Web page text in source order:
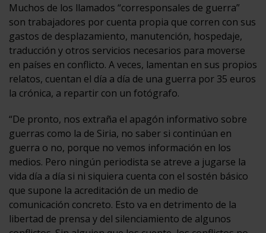
Muchos de los llamados “corresponsales de guerra”
son trabajadores por cuenta propia que corren con sus
gastos de desplazamiento, manutención, hospedaje,
traducción y otros servicios necesarios para moverse
en países en conflicto. A veces, lamentan en sus propios
relatos, cuentan el día a día de una guerra por 35 euros
la crónica, a repartir con un fotógrafo.
“De pronto, nos extraña el apagón informativo sobre
guerras como la de Siria, no saber si continúan en
guerra o no, porque no vemos información en los
medios. Pero ningún periodista se atreve a jugarse la
vida día a día si ni siquiera cuenta con el sostén básico
que supone la acreditación de un medio de
comunicación concreto. Esto va en detrimento de la
libertad de prensa y del silenciamiento de algunos